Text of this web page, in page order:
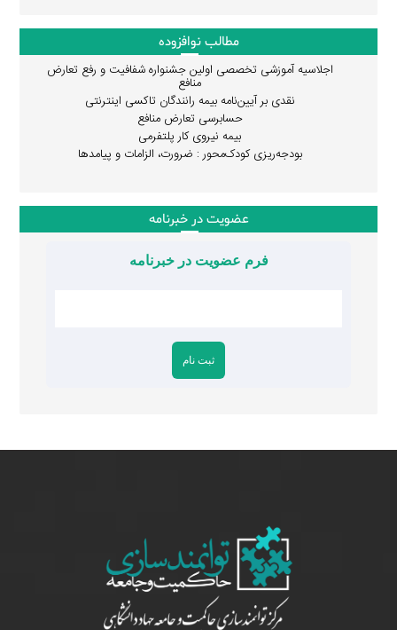
مطالب نوافزوده
اجلاسیه آموزشی تخصصی اولین جشنواره شفافیت و رفع تعارض
منافع
نقدی بر آیین‌نامه بیمه رانندگان تاکسی اینترنتی
حسابرسی تعارض منافع
بیمه نیروی کار پلتفرمی
بودجه‌ریزی کودک‌محور : ضرورت، الزامات و پیامدها
عضویت در خبرنامه
فرم عضویت در خبرنامه